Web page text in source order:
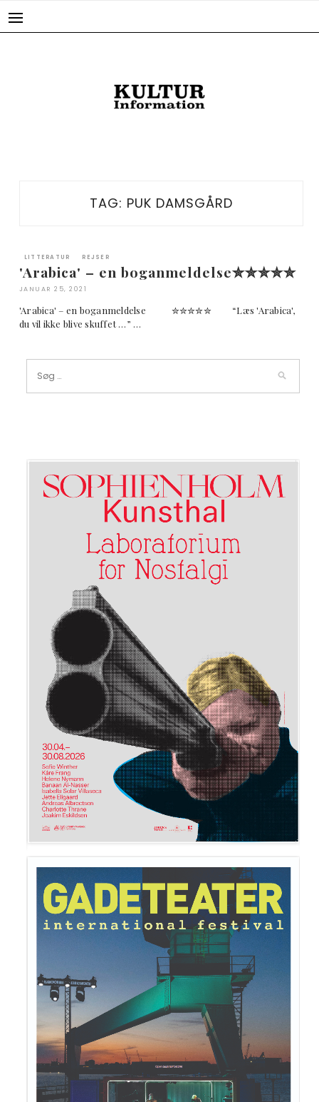
TAG: PUK DAMSGÅRD
LITTERATUR REJSER
'Arabica' – en boganmeldelse✮✮✮✮✮
JANUAR 25, 2021
'Arabica' – en boganmeldelse ✮✮✮✮✮ “Læs 'Arabica',
du vil ikke blive skuffet …” …